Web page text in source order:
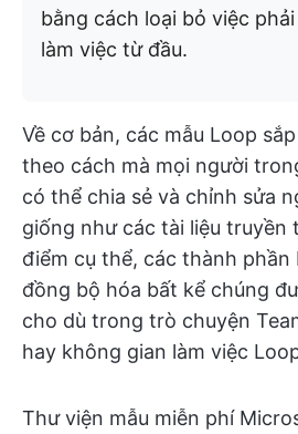
bằng cách loại bỏ việc
làm việc từ đầu.
Về cơ bản, các mẫu Loop
theo cách mà mọi người
có thể chia sẻ và chỉnh sửa
giống như các tài liệu truyền
điểm cụ thể, các thành phần
đồng bộ hóa bất kể chúng
cho dù trong trò chuyện
hay không gian làm việc
Thư viện mẫu miễn phí